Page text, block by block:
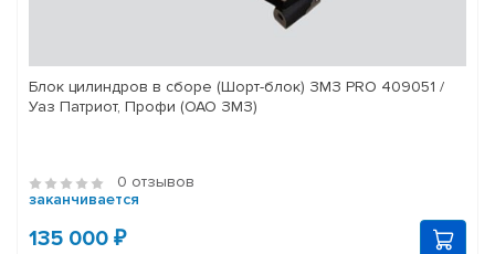
Блок цилиндров в сборе (Шорт-блок) ЗМЗ PRO 409051 /
Уаз Патриот, Профи (ОАО ЗМЗ)
0 отзывов
заканчивается
135 000 ₽